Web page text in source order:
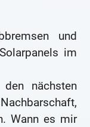
und
im
nächsten
Wann es mir